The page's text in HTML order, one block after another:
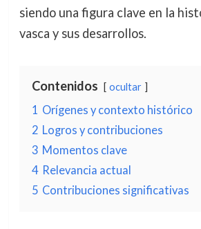
siendo una figura clave en la
vasca y sus desarrollos.
Contenidos ocultar
1 Orígenes y contexto histórico
2 Logros y contribuciones
3 Momentos clave
4 Relevancia actual
5 Contribuciones significativas